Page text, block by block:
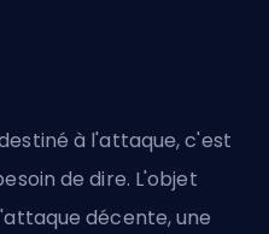
à l'attaque, c'est
de dire. L'objet
décente, une